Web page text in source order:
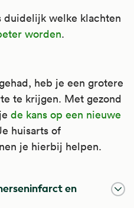
duidelijk welke klachten
worden.
heb je een grotere
te krijgen. Met gezond
de kans op een nieuwe
huisarts of
je hierbij helpen.
en